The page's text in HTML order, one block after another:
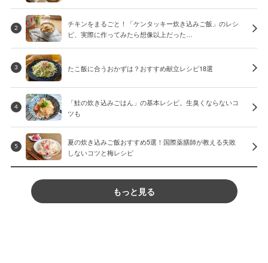
2
チキンをまるごと！「ケンタッキー炊き込みご飯」のレシ
ピ、実際に作ってみたら想像以上だった…
3 たこ飯に合うおかずは？おすすめ献立レシピ18選
4
「鮭の炊き込みごはん」の基本レシピ。生臭くならないコ
ツも
5
夏の炊き込みご飯おすすめ5選！国際薬膳師が教える失敗
しないコツと梅レシピ
もっと見る